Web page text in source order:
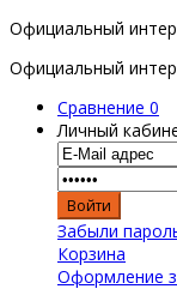
Официальный
Официальный
Сравнение 0
Личный
Забыли
Корзина
Оформление